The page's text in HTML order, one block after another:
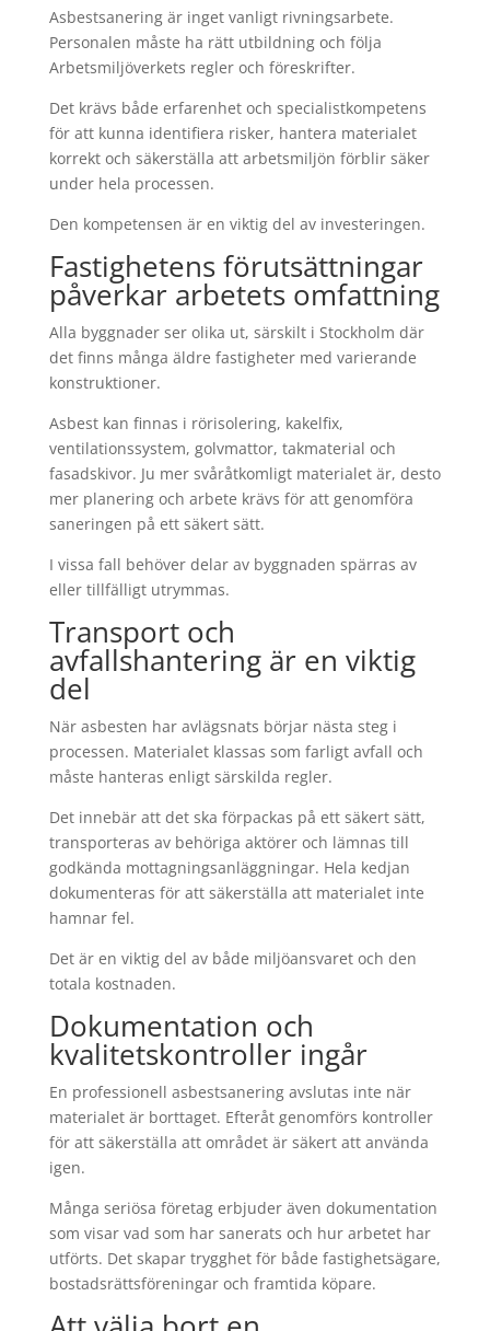
Asbestsanering är inget vanligt rivningsarbete.
Personalen måste ha rätt utbildning och följa
Arbetsmiljöverkets regler och föreskrifter.
Det krävs både erfarenhet och specialistkompetens
för att kunna identifiera risker, hantera materialet
korrekt och säkerställa att arbetsmiljön förblir säker
under hela processen.
Den kompetensen är en viktig del av investeringen.
Fastighetens förutsättningar
påverkar arbetets omfattning
Alla byggnader ser olika ut, särskilt i Stockholm där
det finns många äldre fastigheter med varierande
konstruktioner.
Asbest kan finnas i rörisolering, kakelfix,
ventilationssystem, golvmattor, takmaterial och
fasadskivor. Ju mer svåråtkomligt materialet är, desto
mer planering och arbete krävs för att genomföra
saneringen på ett säkert sätt.
I vissa fall behöver delar av byggnaden spärras av
eller tillfälligt utrymmas.
Transport och
avfallshantering är en viktig
del
När asbesten har avlägsnats börjar nästa steg i
processen. Materialet klassas som farligt avfall och
måste hanteras enligt särskilda regler.
Det innebär att det ska förpackas på ett säkert sätt,
transporteras av behöriga aktörer och lämnas till
godkända mottagningsanläggningar. Hela kedjan
dokumenteras för att säkerställa att materialet inte
hamnar fel.
Det är en viktig del av både miljöansvaret och den
totala kostnaden.
Dokumentation och
kvalitetskontroller ingår
En professionell asbestsanering avslutas inte när
materialet är borttaget. Efteråt genomförs kontroller
för att säkerställa att området är säkert att använda
igen.
Många seriösa företag erbjuder även dokumentation
som visar vad som har sanerats och hur arbetet har
utförts. Det skapar trygghet för både fastighetsägare,
bostadsrättsföreningar och framtida köpare.